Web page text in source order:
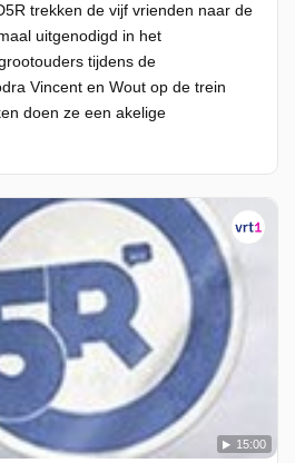
trekken de vijf vrienden naar de
uitgenodigd in het
tijdens de
Vincent en Wout op de trein
doen ze een akelige
15:00